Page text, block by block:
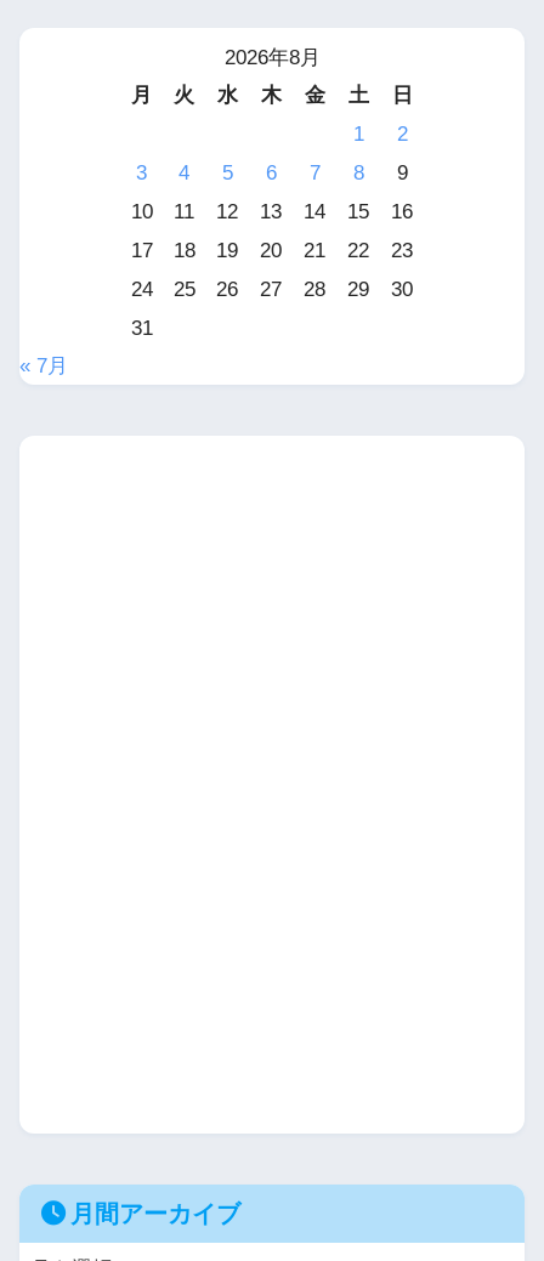
2026年8月
月
火 水 木 金 土
日
1
2
3
4 5 6 7 8
9
10
11 12 13 14 15
16
17
18 19 20 21 22
23
24
25 26 27 28 29
30
31
« 7月
月間アーカイブ